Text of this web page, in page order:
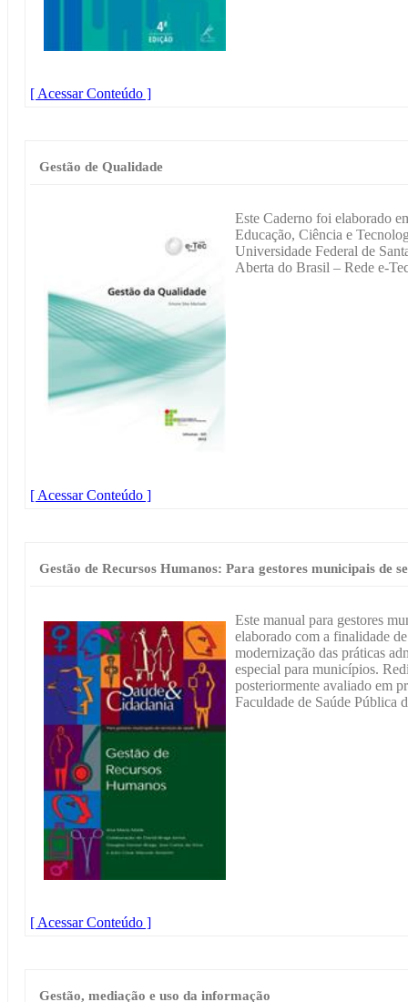
[ Acessar Conteúdo ]
Gestão de Qualidade
Este Caderno foi elaborado
Educação, Ciência e
Universidade Federal de
Aberta do Brasil – Rede e-
[ Acessar Conteúdo ]
Gestão de Recursos Humanos: Para gestores municipais de
Este manual para gestores
elaborado com a finalidade
modernização das práticas
especial para municípios.
posteriormente avaliado em
Faculdade de Saúde Pública
[ Acessar Conteúdo ]
Gestão, mediação e uso da informação